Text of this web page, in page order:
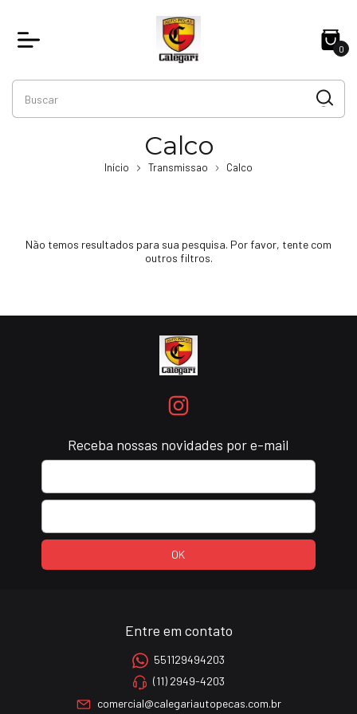
0
Calco
Início Transmissao Calco
Não temos resultados para sua pesquisa. Por favor, tente com
outros filtros.
Receba nossas novidades por e-mail
Entre em contato
551129494203
(11) 2949-4203
comercial@calegariautopecas.com.br